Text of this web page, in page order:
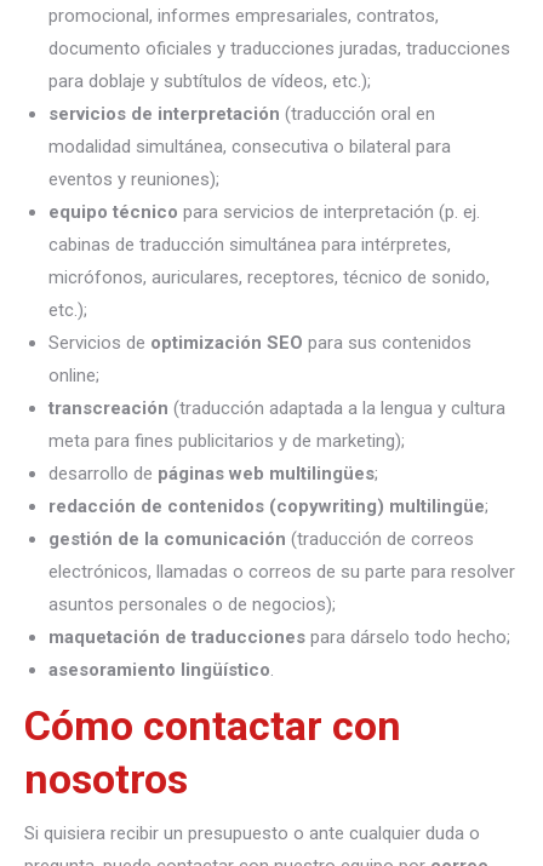
promocional, informes empresariales, contratos,
documento oficiales y traducciones juradas, traducciones
para doblaje y subtítulos de vídeos, etc.);
servicios de interpretación (traducción oral en
modalidad simultánea, consecutiva o bilateral para
eventos y reuniones);
equipo técnico para servicios de interpretación (p. ej.
cabinas de traducción simultánea para intérpretes,
micrófonos, auriculares, receptores, técnico de sonido,
etc.);
Servicios de optimización SEO para sus contenidos
online;
transcreación (traducción adaptada a la lengua y cultura
meta para fines publicitarios y de marketing);
desarrollo de páginas web multilingües;
redacción de contenidos (copywriting) multilingüe;
gestión de la comunicación (traducción de correos
electrónicos, llamadas o correos de su parte para resolver
asuntos personales o de negocios);
maquetación de traducciones para dárselo todo hecho;
asesoramiento lingüístico.
Cómo contactar con
nosotros
Si quisiera recibir un presupuesto o ante cualquier duda o